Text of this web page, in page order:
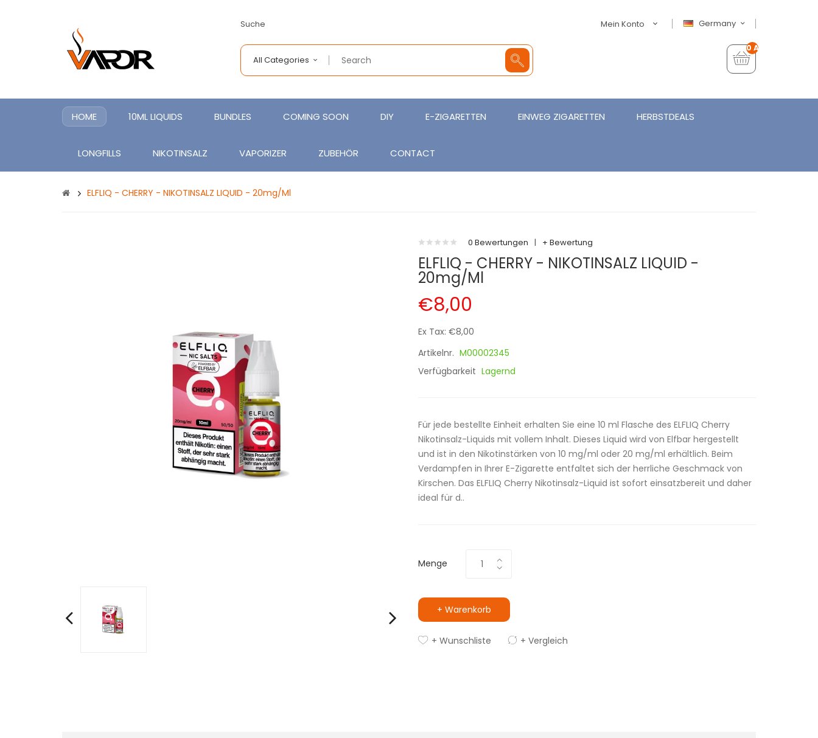
Suche Germany
Mein Konto
All Categories
0 Artikel - €0,00
HOME 10ML LIQUIDS BUNDLES COMING SOON DIY E-ZIGARETTEN EINWEG ZIGARETTEN HERBSTDEALS
LONGFILLS NIKOTINSALZ VAPORIZER ZUBEHÖR CONTACT
ELFLIQ - CHERRY - NIKOTINSALZ LIQUID - 20mg/ml
0 Bewertungen | + Bewertung
ELFLIQ - CHERRY - NIKOTINSALZ LIQUID -
20mg/ml
€8,00
Ex Tax: €8,00
Artikelnr. M00002345
Verfügbarkeit Lagernd
Für jede bestellte Einheit erhalten Sie eine 10 ml Flasche des ELFLIQ Cherry
Nikotinsalz-Liquids mit vollem Inhalt. Dieses Liquid wird von Elfbar hergestellt
und ist in den Nikotinstärken von 10 mg/ml oder 20 mg/ml erhältlich. Beim
Verdampfen in Ihrer E-Zigarette entfaltet sich der herrliche Geschmack von
Kirschen. Das ELFLIQ Cherry Nikotinsalz-Liquid ist sofort einsatzbereit und daher
ideal für d..
Menge
+ Warenkorb
+ Wunschliste + Vergleich